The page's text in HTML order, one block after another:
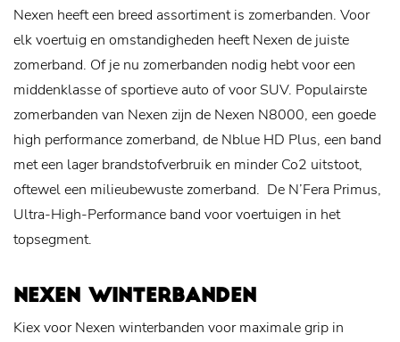
Nexen heeft een breed assortiment is zomerbanden. Voor
elk voertuig en omstandigheden heeft Nexen de juiste
zomerband. Of je nu zomerbanden nodig hebt voor een
middenklasse of sportieve auto of voor SUV. Populairste
zomerbanden van Nexen zijn de Nexen N8000, een goede
high performance zomerband, de Nblue HD Plus, een band
met een lager brandstofverbruik en minder Co2 uitstoot,
oftewel een milieubewuste zomerband. De N’Fera Primus,
Ultra-High-Performance band voor voertuigen in het
topsegment.
NEXEN WINTERBANDEN
Kiex voor Nexen winterbanden voor maximale grip in